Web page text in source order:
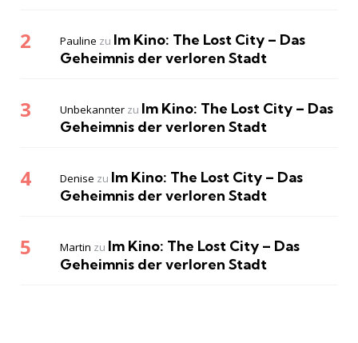
Pauline zu Im Kino: The Lost City – Das
Geheimnis der verloren Stadt
Unbekannter zu Im Kino: The Lost City – Das
Geheimnis der verloren Stadt
Denise zu Im Kino: The Lost City – Das
Geheimnis der verloren Stadt
Martin zu Im Kino: The Lost City – Das
Geheimnis der verloren Stadt